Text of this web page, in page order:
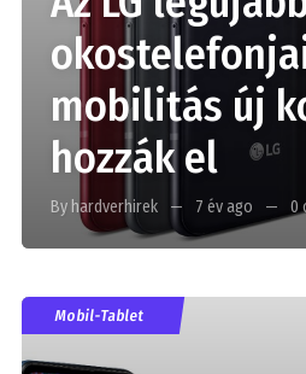
mobilitás új
hozzák el
By hardverhirek 7 év ago 0
Mobil-Tablet